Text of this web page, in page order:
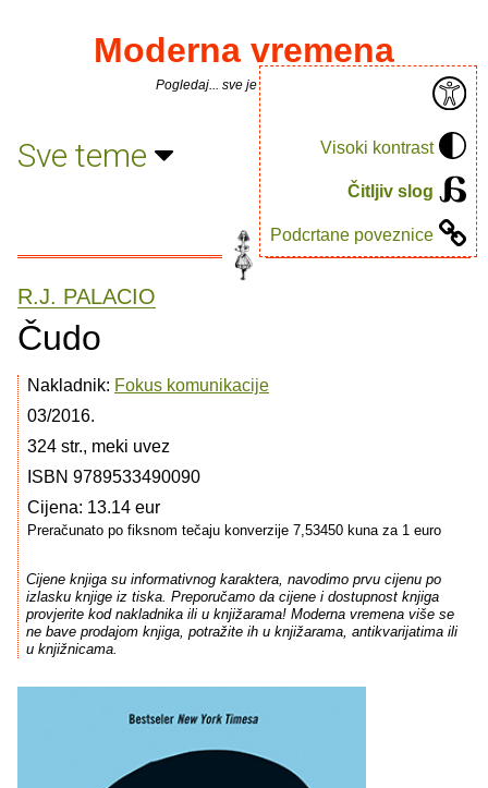
Visoki kontrast
Čitljiv slog
Podcrtane poveznice
Moderna vremena
Pogledaj... sve je puno knjiga.
Sve teme
R.J. PALACIO
Čudo
Nakladnik: Fokus komunikacije
03/2016.
324 str., meki uvez
ISBN 9789533490090
Cijena: 13.14 eur
Preračunato po fiksnom tečaju konverzije 7,53450 kuna za 1 euro
Cijene knjiga su informativnog karaktera, navodimo prvu cijenu po
izlasku knjige iz tiska. Preporučamo da cijene i dostupnost knjiga
provjerite kod nakladnika ili u knjižarama! Moderna vremena više se
ne bave prodajom knjiga, potražite ih u knjižarama, antikvarijatima ili
u knjižnicama.